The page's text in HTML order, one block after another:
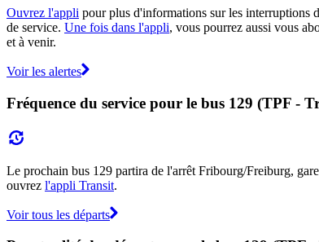
Ouvrez l'appli pour plus d'informations sur les interruptions
de service. Une fois dans l'appli, vous pourrez aussi vous
et à venir.
Voir les alertes
Fréquence du service pour le bus 129 (TPF -
Le prochain bus 129 partira de l'arrêt Fribourg/Freiburg,
ouvrez l'appli Transit.
Voir tous les départs